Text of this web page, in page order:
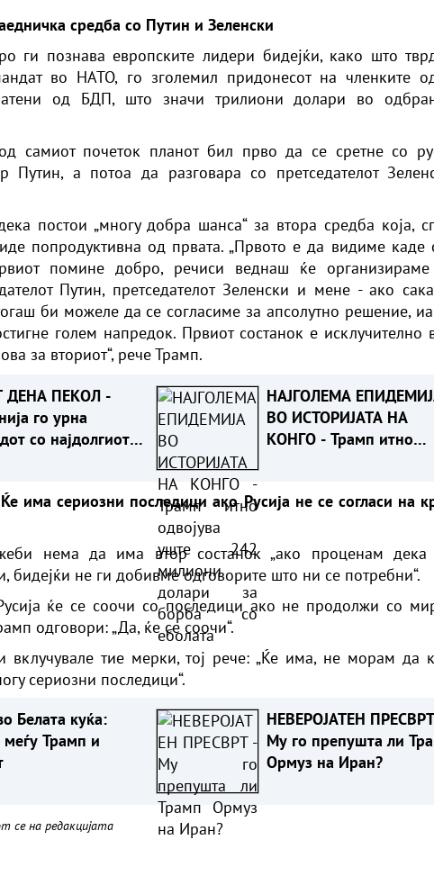
средба со Путин и Зеленски
ги познава европските лидери бидејќи, како што
во НАТО, го зголемил придонесот на членките
од БДП, што значи трилиони долари во
самиот почеток планот бил прво да се сретне со
Путин, а потоа да разговара со претседателот
постои „многу добра шанса“ за втора средба која,
попродуктивна од првата. „Првото е да видиме каде
помине добро, речиси веднаш ќе организираме
Путин, претседателот Зеленски и мене - ако
би можеле да се согласиме за апсолутно решение,
голем напредок. Првиот состанок е исклучително
за вториот“, рече Трамп.
ДЕНА ПЕКОЛ -
го урна
со најдолгиот
НАЈГОЛЕМА
ВО ИСТОРИЈАТА НА
КОНГО - Трамп итно
со еболата
има сериозни последици ако Русија не се согласи на
нема да има втор состанок „ако проценам
бидејќи не ги добивме одговорите што ни се потребни“.
ќе се соочи со последици ако не продолжи со
одговори: „Да, ќе се соочи“.
тие мерки, тој рече: „Ќе има, не морам да
сериозни последици“.
Белата куќа:
Трамп и
НЕВЕРОЈАТЕН
Му го препушта ли
Ормуз на Иран?
се на редакцијата